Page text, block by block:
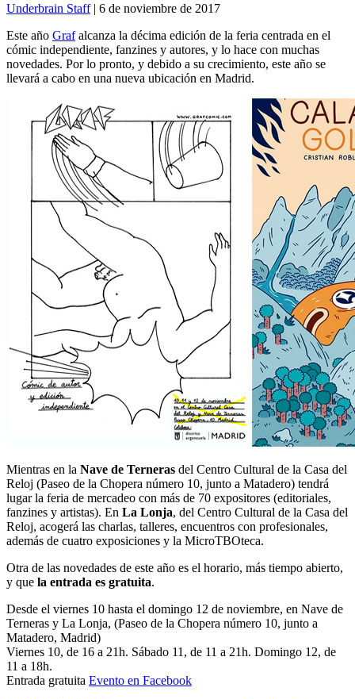
Underbrain Staff| 6 de noviembre de 2017
Este año Grafalcanza la décima edición de la feria centrada en el
cómic independiente, fanzines y autores, y lo hace con muchas
novedades. Por lo pronto, y debido a su crecimiento, este año se
llevará a cabo en una nueva ubicación en Madrid.
Mientras en la Nave de Terneras del Centro Cultural de la Casa del
Reloj (Paseo de la Chopera número 10, junto a Matadero) tendrá
lugar la feria de mercadeo con más de 70 expositores (editoriales,
fanzines y artistas). En La Lonja, del Centro Cultural de la Casa del
Reloj, acogerá las charlas, talleres, encuentros con profesionales,
además de cuatro exposiciones y la MicroTBOteca.
Otra de las novedades de este año es el horario, más tiempo abierto,
y que la entrada es gratuita.
Desde el viernes 10 hasta el domingo 12 de noviembre, en Nave de
Terneras y La Lonja, (Paseo de la Chopera número 10, junto a
Matadero, Madrid)
Viernes 10, de 16 a 21h. Sábado 11, de 11 a 21h. Domingo 12, de
11 a 18h.
Entrada gratuita Evento en Facebook